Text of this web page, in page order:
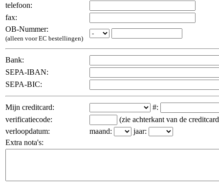
telefoon:
fax:
OB-Nummer:
(alleen voor EC bestellingen)
Bank:
SEPA-IBAN:
SEPA-BIC:
Mijn creditcard:
#:
verificatiecode:
(zie achterkant van de
verloopdatum:
maand:
jaar:
Extra nota's: